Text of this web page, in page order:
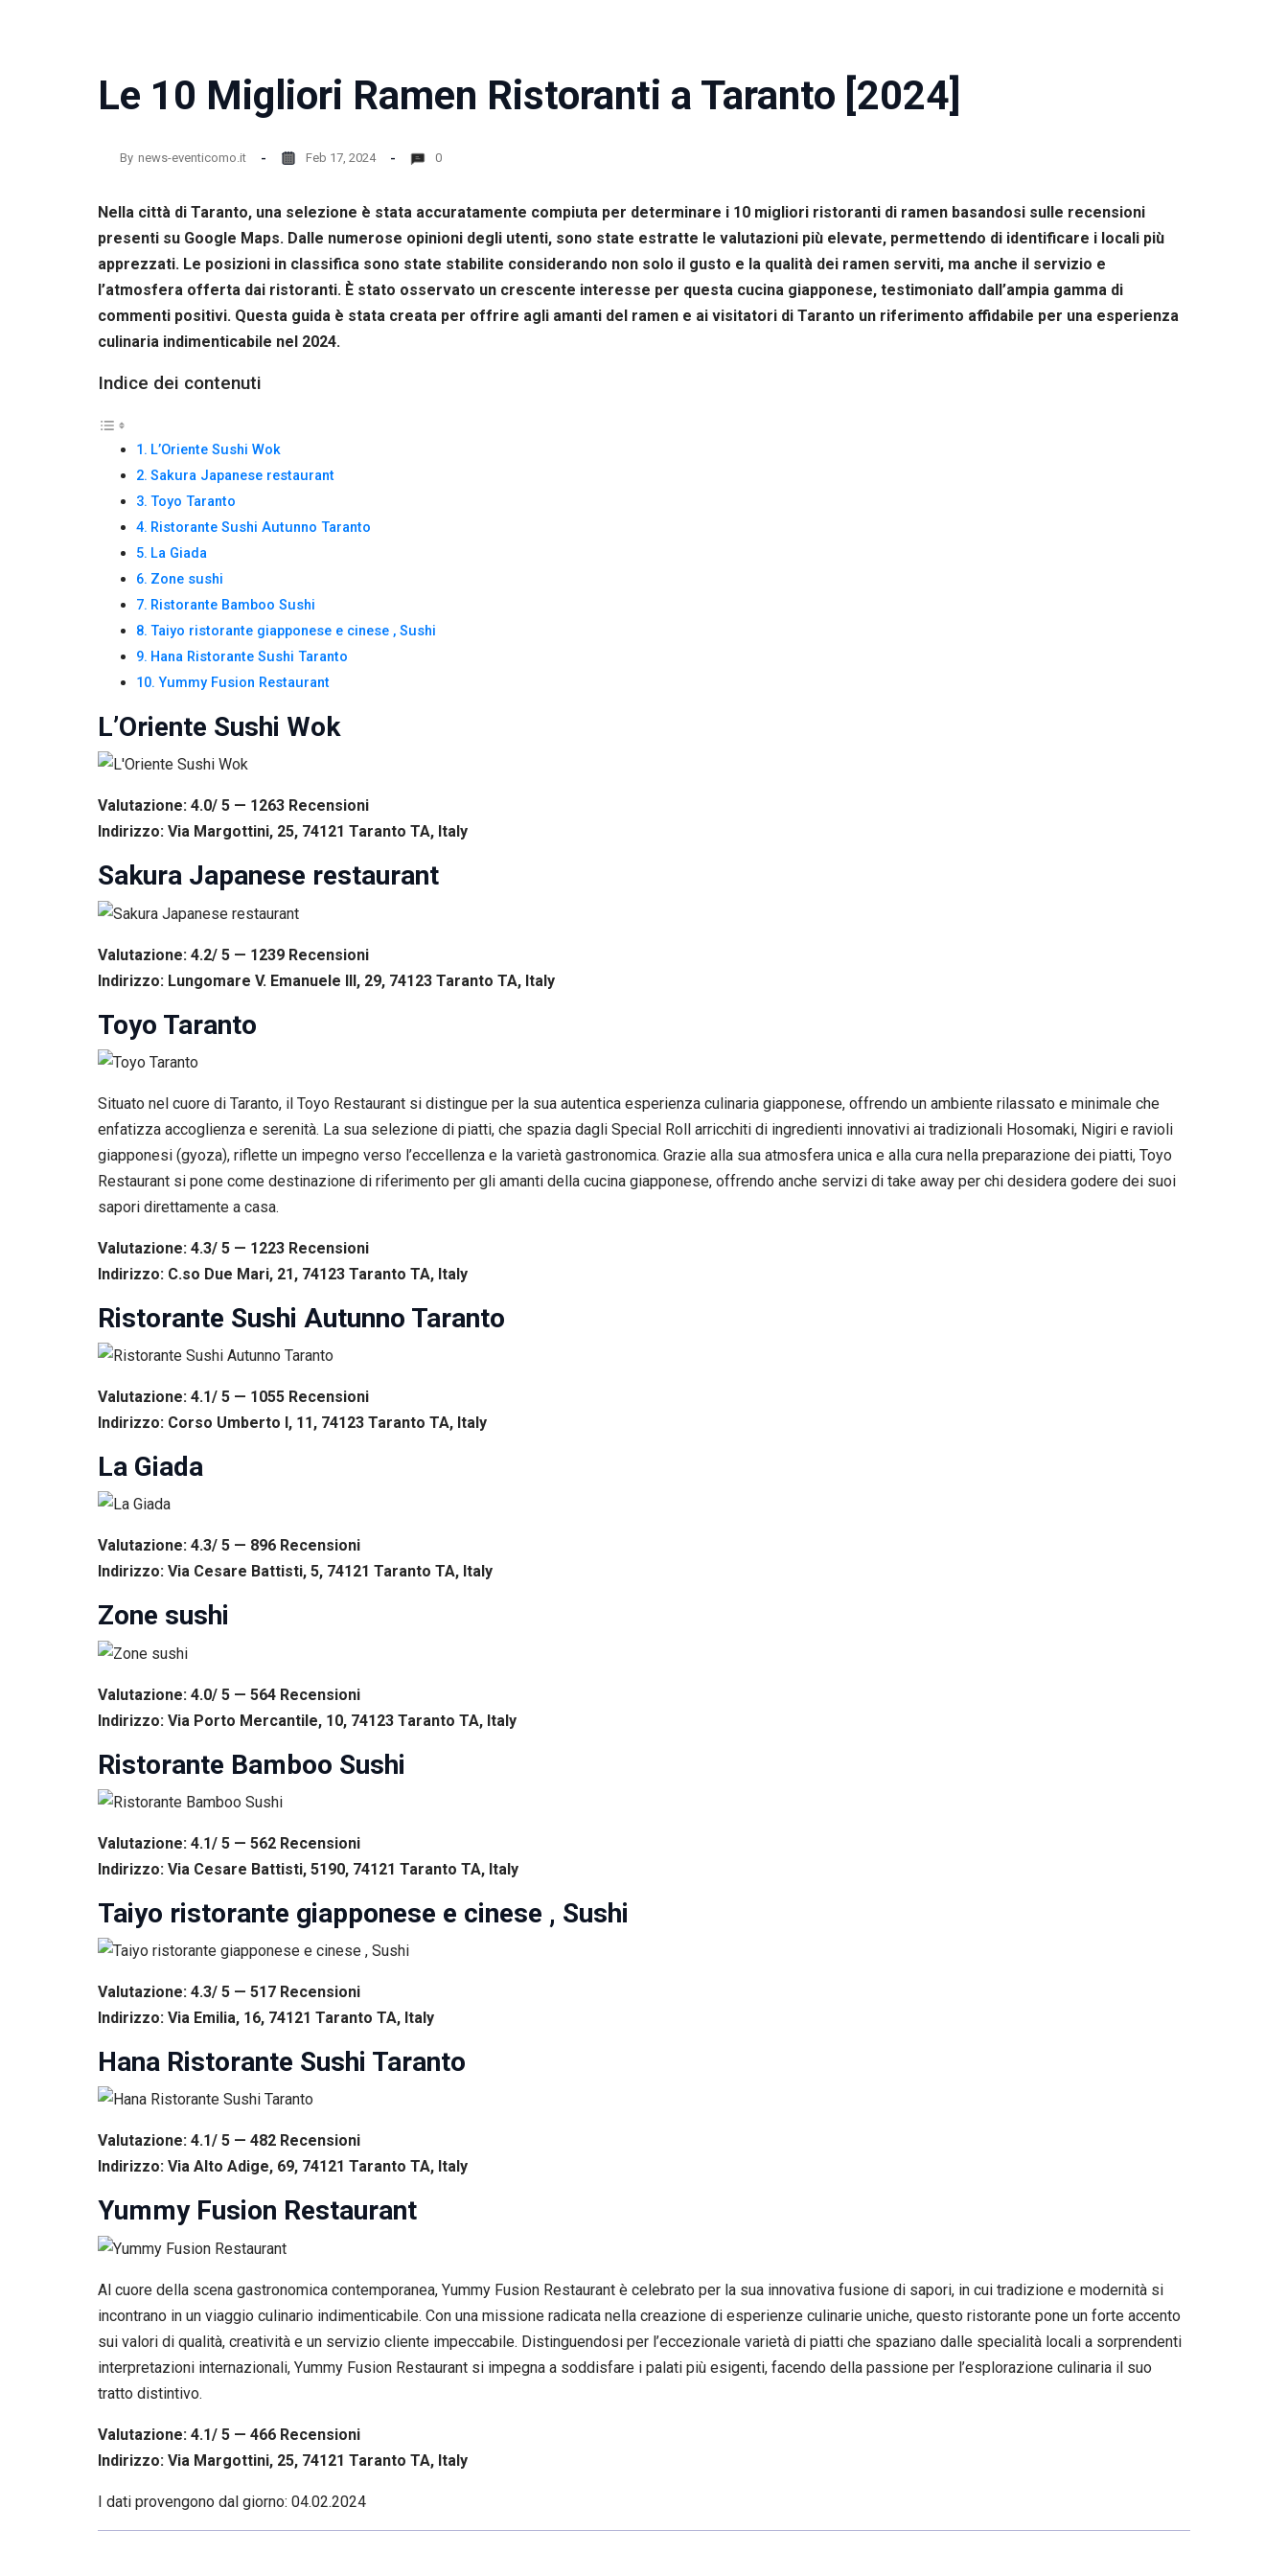
Le 10 Migliori Ramen Ristoranti a Taranto [2024]
By news-eventicomo.it Feb 17, 2024 0
Nella città di Taranto, una selezione è stata accuratamente compiuta per determinare i 10 migliori ristoranti di ramen basandosi sulle recensioni
presenti su Google Maps. Dalle numerose opinioni degli utenti, sono state estratte le valutazioni più elevate, permettendo di identificare i locali più
apprezzati. Le posizioni in classifica sono state stabilite considerando non solo il gusto e la qualità dei ramen serviti, ma anche il servizio e
l’atmosfera offerta dai ristoranti. È stato osservato un crescente interesse per questa cucina giapponese, testimoniato dall’ampia gamma di
commenti positivi. Questa guida è stata creata per offrire agli amanti del ramen e ai visitatori di Taranto un riferimento affidabile per una esperienza
culinaria indimenticabile nel 2024.
Indice dei contenuti
L’Oriente Sushi Wok
Sakura Japanese restaurant
Toyo Taranto
Ristorante Sushi Autunno Taranto
La Giada
Zone sushi
Ristorante Bamboo Sushi
Taiyo ristorante giapponese e cinese , Sushi
Hana Ristorante Sushi Taranto
Yummy Fusion Restaurant
L’Oriente Sushi Wok
Valutazione: 4.0/ 5 — 1263 Recensioni
Indirizzo: Via Margottini, 25, 74121 Taranto TA, Italy
Sakura Japanese restaurant
Valutazione: 4.2/ 5 — 1239 Recensioni
Indirizzo: Lungomare V. Emanuele III, 29, 74123 Taranto TA, Italy
Toyo Taranto
Situato nel cuore di Taranto, il Toyo Restaurant si distingue per la sua autentica esperienza culinaria giapponese, offrendo un ambiente rilassato e minimale che
enfatizza accoglienza e serenità. La sua selezione di piatti, che spazia dagli Special Roll arricchiti di ingredienti innovativi ai tradizionali Hosomaki, Nigiri e ravioli
giapponesi (gyoza), riflette un impegno verso l’eccellenza e la varietà gastronomica. Grazie alla sua atmosfera unica e alla cura nella preparazione dei piatti, Toyo
Restaurant si pone come destinazione di riferimento per gli amanti della cucina giapponese, offrendo anche servizi di take away per chi desidera godere dei suoi
sapori direttamente a casa.
Valutazione: 4.3/ 5 — 1223 Recensioni
Indirizzo: C.so Due Mari, 21, 74123 Taranto TA, Italy
Ristorante Sushi Autunno Taranto
Valutazione: 4.1/ 5 — 1055 Recensioni
Indirizzo: Corso Umberto I, 11, 74123 Taranto TA, Italy
La Giada
Valutazione: 4.3/ 5 — 896 Recensioni
Indirizzo: Via Cesare Battisti, 5, 74121 Taranto TA, Italy
Zone sushi
Valutazione: 4.0/ 5 — 564 Recensioni
Indirizzo: Via Porto Mercantile, 10, 74123 Taranto TA, Italy
Ristorante Bamboo Sushi
Valutazione: 4.1/ 5 — 562 Recensioni
Indirizzo: Via Cesare Battisti, 5190, 74121 Taranto TA, Italy
Taiyo ristorante giapponese e cinese , Sushi
Valutazione: 4.3/ 5 — 517 Recensioni
Indirizzo: Via Emilia, 16, 74121 Taranto TA, Italy
Hana Ristorante Sushi Taranto
Valutazione: 4.1/ 5 — 482 Recensioni
Indirizzo: Via Alto Adige, 69, 74121 Taranto TA, Italy
Yummy Fusion Restaurant
Al cuore della scena gastronomica contemporanea, Yummy Fusion Restaurant è celebrato per la sua innovativa fusione di sapori, in cui tradizione e modernità si
incontrano in un viaggio culinario indimenticabile. Con una missione radicata nella creazione di esperienze culinarie uniche, questo ristorante pone un forte accento
sui valori di qualità, creatività e un servizio cliente impeccabile. Distinguendosi per l’eccezionale varietà di piatti che spaziano dalle specialità locali a sorprendenti
interpretazioni internazionali, Yummy Fusion Restaurant si impegna a soddisfare i palati più esigenti, facendo della passione per l’esplorazione culinaria il suo
tratto distintivo.
Valutazione: 4.1/ 5 — 466 Recensioni
Indirizzo: Via Margottini, 25, 74121 Taranto TA, Italy
I dati provengono dal giorno: 04.02.2024
Esperienza
una migliore
la tua visita.
vedere contenuti
personalizzati.